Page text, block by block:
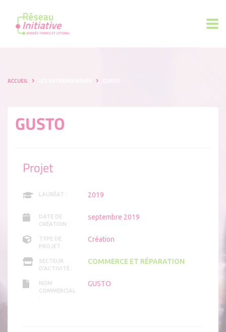
ACCUEIL
GUSTO
Projet
LAURÉAT : 2019
DATE DE
CRÉATION :
septembre 2019
TYPE DE
PROJET :
Création
SECTEUR
D'ACTIVITÉ :
COMMERCE ET RÉPARATION
NOM
COMMERCIAL
:
GUSTO